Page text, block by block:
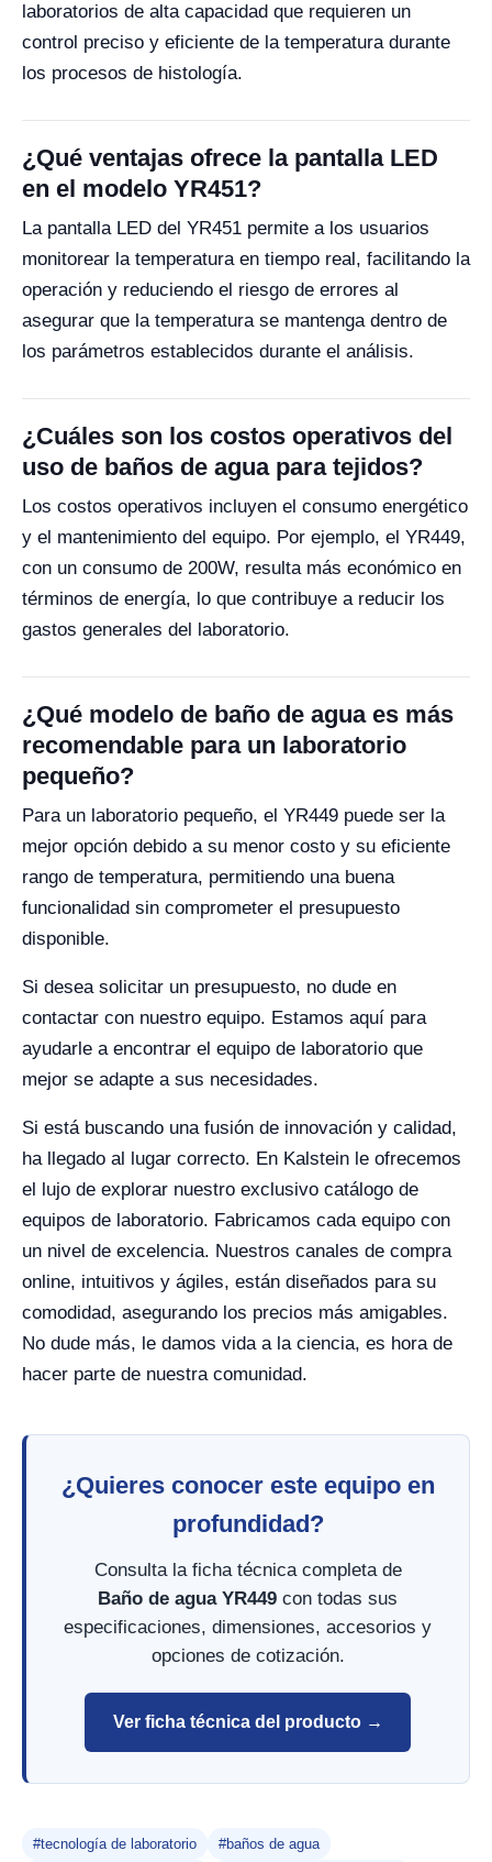
laboratorios de alta capacidad que requieren un
control preciso y eficiente de la temperatura durante
los procesos de histología.
¿Qué ventajas ofrece la pantalla LED
en el modelo YR451?
La pantalla LED del YR451 permite a los usuarios
monitorear la temperatura en tiempo real, facilitando la
operación y reduciendo el riesgo de errores al
asegurar que la temperatura se mantenga dentro de
los parámetros establecidos durante el análisis.
¿Cuáles son los costos operativos del
uso de baños de agua para tejidos?
Los costos operativos incluyen el consumo energético
y el mantenimiento del equipo. Por ejemplo, el YR449,
con un consumo de 200W, resulta más económico en
términos de energía, lo que contribuye a reducir los
gastos generales del laboratorio.
¿Qué modelo de baño de agua es más
recomendable para un laboratorio
pequeño?
Para un laboratorio pequeño, el YR449 puede ser la
mejor opción debido a su menor costo y su eficiente
rango de temperatura, permitiendo una buena
funcionalidad sin comprometer el presupuesto
disponible.
Si desea solicitar un presupuesto, no dude en
contactar con nuestro equipo. Estamos aquí para
ayudarle a encontrar el equipo de laboratorio que
mejor se adapte a sus necesidades.
Si está buscando una fusión de innovación y calidad,
ha llegado al lugar correcto. En Kalstein le ofrecemos
el lujo de explorar nuestro exclusivo catálogo de
equipos de laboratorio. Fabricamos cada equipo con
un nivel de excelencia. Nuestros canales de compra
online, intuitivos y ágiles, están diseñados para su
comodidad, asegurando los precios más amigables.
No dude más, le damos vida a la ciencia, es hora de
hacer parte de nuestra comunidad.
¿Quieres conocer este equipo en
profundidad?
Consulta la ficha técnica completa de
Baño de agua YR449 con todas sus
especificaciones, dimensiones, accesorios y
opciones de cotización.
Ver ficha técnica del producto →
#tecnología de laboratorio #baños de agua